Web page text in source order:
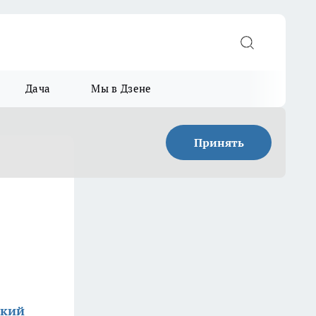
Дача Мы в Дзене
Принять